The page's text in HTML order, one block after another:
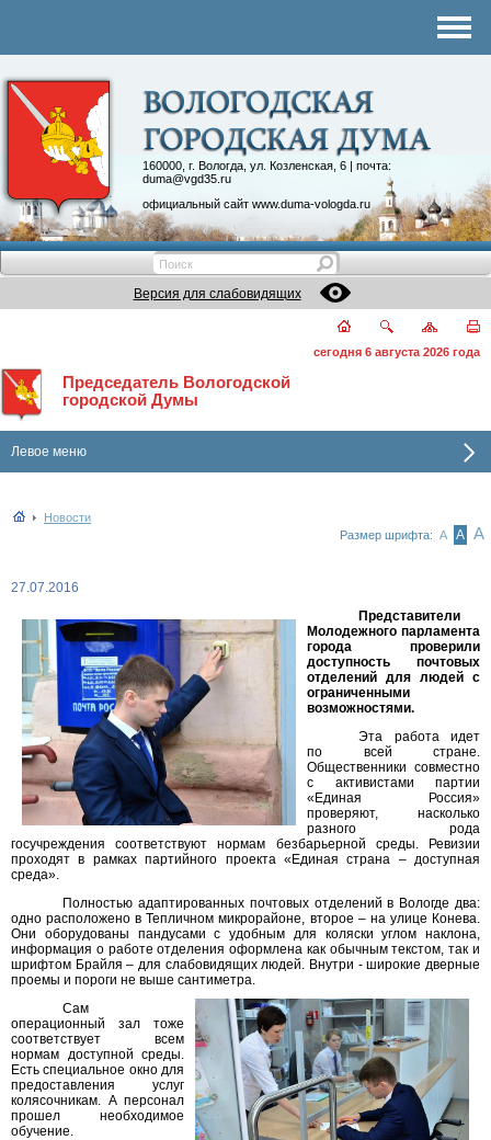
160000, г. Вологда, ул. Козленская, 6 | почта:
duma@vgd35.ru
официальный сайт www.duma-vologda.ru
Контакты
Депутатские объединения
Версия для слабовидящих
сегодня 6 августа 2026 года
Председатель Вологодской
городской Думы
Левое меню
Новости
Размер шрифта: А А А
27.07.2016
Представители
Молодежного парламента
города проверили
доступность почтовых
отделений для людей с
ограниченными
возможностями.
Эта работа идет
по всей стране.
Общественники совместно
с активистами партии
«Единая Россия»
проверяют, насколько
разного рода
госучреждения соответствуют нормам безбарьерной среды. Ревизии
проходят в рамках партийного проекта «Единая страна – доступная
среда».
Полностью адаптированных почтовых отделений в Вологде два:
одно расположено в Тепличном микрорайоне, второе – на улице Конева.
Они оборудованы пандусами с удобным для коляски углом наклона,
информация о работе отделения оформлена как обычным текстом, так и
шрифтом Брайля – для слабовидящих людей. Внутри - широкие дверные
проемы и пороги не выше сантиметра.
Сам
операционный зал тоже
соответствует всем
нормам доступной среды.
Есть специальное окно для
предоставления услуг
колясочникам. А персонал
прошел необходимое
обучение.